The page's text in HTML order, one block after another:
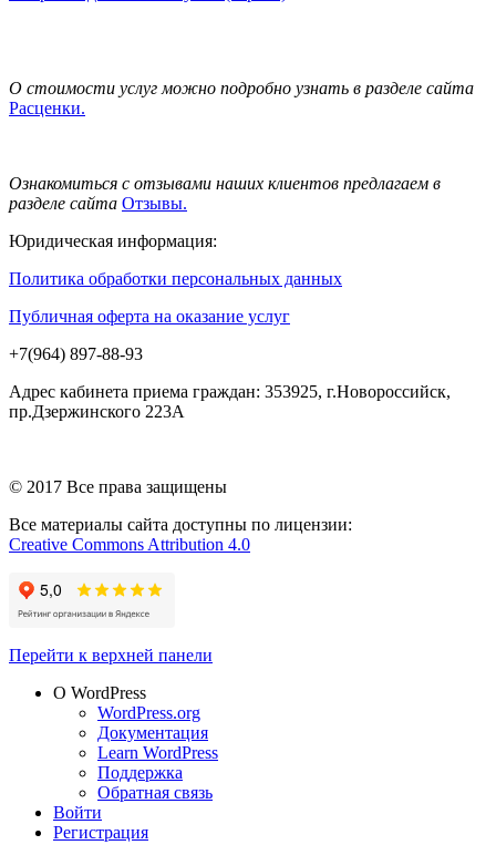
О стоимости услуг можно подробно узнать в разделе сайта
Расценки.
Ознакомиться с отзывами наших клиентов предлагаем в
разделе сайта Отзывы.
Юридическая информация:
Политика обработки персональных данных
Публичная оферта на оказание услуг
+7(964) 897-88-93
Адрес кабинета приема граждан: 353925, г.Новороссийск,
пр.Дзержинского 223А
© 2017 Все права защищены
Все материалы сайта доступны по лицензии:
Creative Commons Attribution 4.0
Перейти к верхней панели
О WordPress
WordPress.org
Документация
Learn WordPress
Поддержка
Обратная связь
Войти
Регистрация